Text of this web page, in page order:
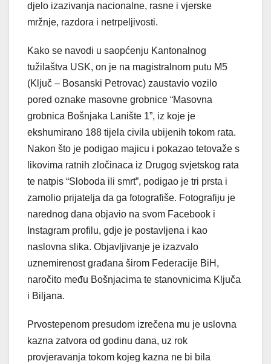
djelo izazivanja nacionalne, rasne i vjerske
mržnje, razdora i netrpeljivosti.
Kako se navodi u saopćenju Kantonalnog
tužilaštva USK, on je na magistralnom putu M5
(Ključ – Bosanski Petrovac) zaustavio vozilo
pored oznake masovne grobnice “Masovna
grobnica Bošnjaka Lanište 1”, iz koje je
ekshumirano 188 tijela civila ubijenih tokom rata.
Nakon što je podigao majicu i pokazao tetovaže s
likovima ratnih zločinaca iz Drugog svjetskog rata
te natpis “Sloboda ili smrt”, podigao je tri prsta i
zamolio prijatelja da ga fotografiše. Fotografiju je
narednog dana objavio na svom Facebook i
Instagram profilu, gdje je postavljena i kao
naslovna slika. Objavljivanje je izazvalo
uznemirenost građana širom Federacije BiH,
naročito među Bošnjacima te stanovnicima Ključa
i Biljana.
Prvostepenom presudom izrečena mu je uslovna
kazna zatvora od godinu dana, uz rok
provjeravanja tokom kojeg kazna ne bi bila